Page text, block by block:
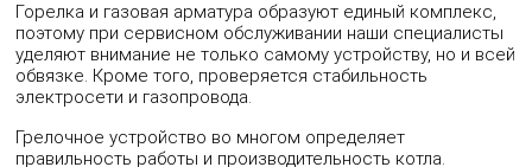
Горелка и газовая арматура образуют единый комплекс,
поэтому при сервисном обслуживании наши специалисты
уделяют внимание не только самому устройству, но и всей
обвязке. Кроме того, проверяется стабильность
электросети и газопровода.
Грелочное устройство во многом определяет
правильность работы и производительность котла.